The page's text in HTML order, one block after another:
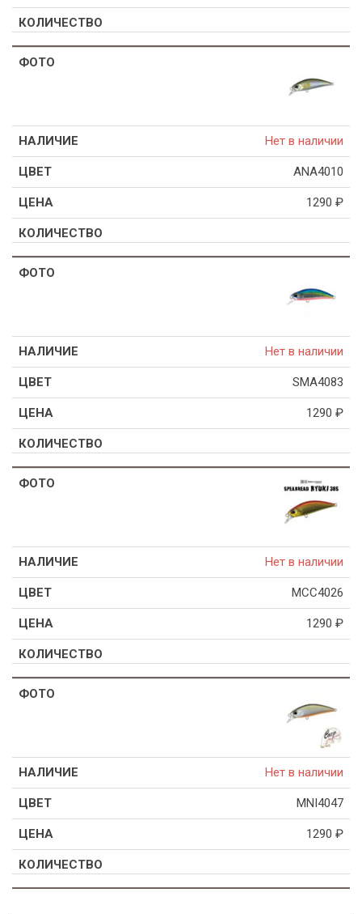
Нет в наличии
ANA4010
1290 ₽
Нет в наличии
SMA4083
1290 ₽
Нет в наличии
MCC4026
1290 ₽
Нет в наличии
MNI4047
1290 ₽